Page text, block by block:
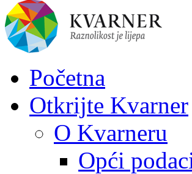
Početna
Otkrijte Kvarner
O Kvarneru
Opći